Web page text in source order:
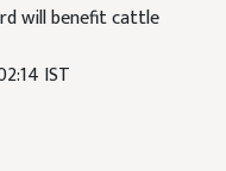
will benefit cattle
IST